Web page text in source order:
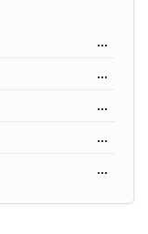
...
...
...
...
...